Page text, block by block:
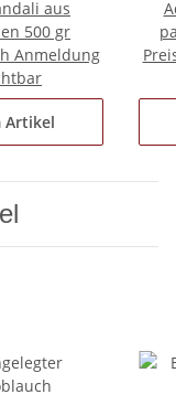
aus
500 gr
Anmeldung
Artikel